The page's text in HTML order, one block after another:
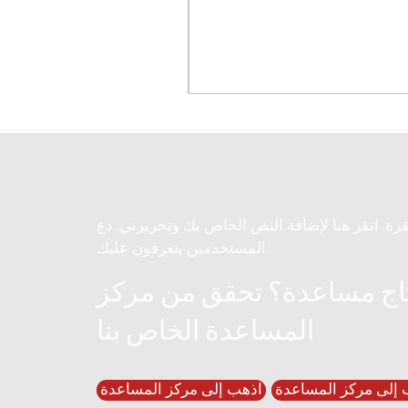
انقر هنا لإضافة النص الخاص بك وتحريرني. دع
المستخدمين يتعرفون عليك.
مساعدة؟ تحقق من مركز
المساعدة الخاص بنا
اذهب إلى مركز المساعدة إلى مركز المساعدة